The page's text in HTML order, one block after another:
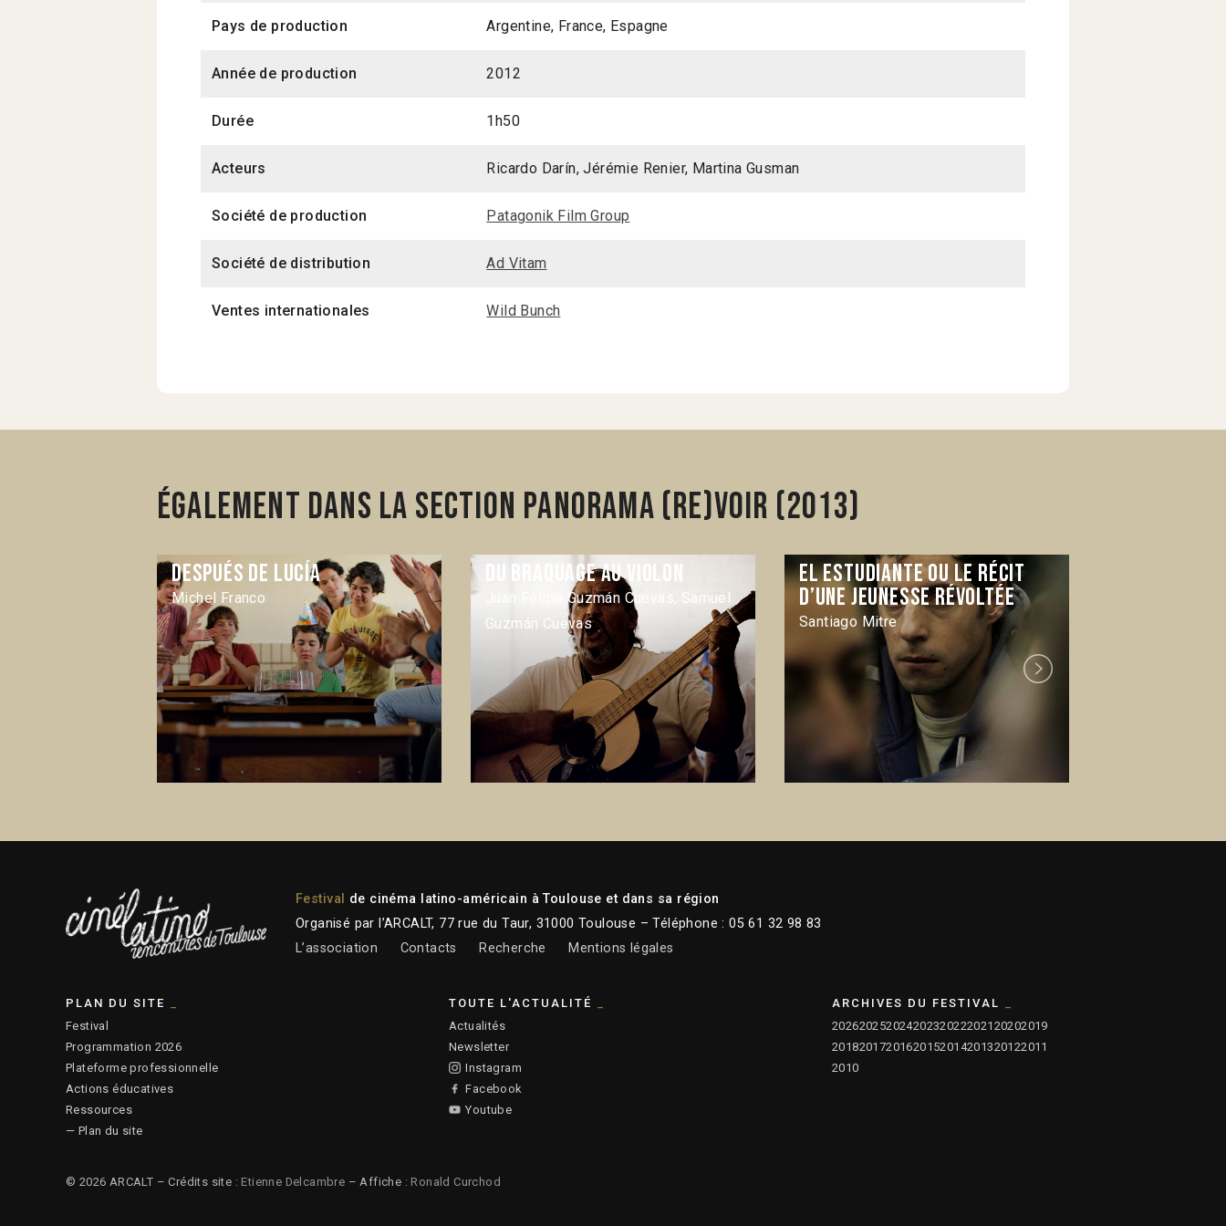
Pays de production Argentine, France, Espagne
Année de production 2012
Durée 1h50
Acteurs Ricardo Darín, Jérémie Renier, Martina Gusman
Société de production Patagonik Film Group
Société de distribution Ad Vitam
Ventes internationales Wild Bunch
Également dans la section Panorama (Re)voir (2013)
Después de Lucía
Michel Franco
Du braquage au violon
Juan Felipe Guzmán Cuevas, Samuel
Guzmán Cuevas
El estudiante ou le récit
d’une jeunesse révoltée
Santiago Mitre
Next
Festival
de cinéma latino-américain à Toulouse et dans sa région
Organisé par l’ARCALT, 77 rue du Taur, 31000 Toulouse – Téléphone : 05 61 32 98 83
L’association
Contacts Recherche Mentions légales
PLAN DU SITE
Festival
Programmation 2026
Plateforme professionnelle
Actions éducatives
Ressources
— Plan du site
TOUTE L'ACTUALITÉ
Actualités
Newsletter
Instagram
Facebook
Youtube
ARCHIVES DU FESTIVAL
202620252024202320222021 20202019
20182017201620152014201320122011
2010
© 2026 ARCALT – Crédits site : Etienne Delcambre – Affiche : Ronald Curchod